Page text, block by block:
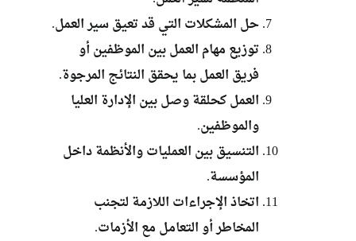
حل المشكلات التي قد تعيق سير العمل.
توزيع مهام العمل بين الموظفين أو
فريق العمل بما يحقق النتائج المرجوة.
العمل كحلقة وصل بين الإدارة العليا
والموظفين.
التنسيق بين العمليات والأنظمة داخل
المؤسسة.
اتخاذ الإجراءات اللازمة لتجنب
المخاطر أو التعامل مع الأزمات.